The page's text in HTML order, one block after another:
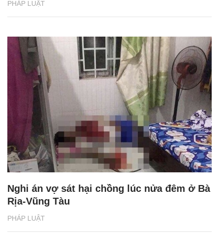
PHÁP LUẬT
PHÁP LUẬT
Nghi án vợ sát hại chồng lúc nửa đêm ở Bà
Rịa-Vũng Tàu